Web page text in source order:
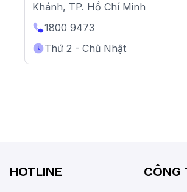
Khánh, TP. Hồ Chí Minh
1800 9473
Thứ 2 - Chủ Nhật
HOTLINE CÔNG